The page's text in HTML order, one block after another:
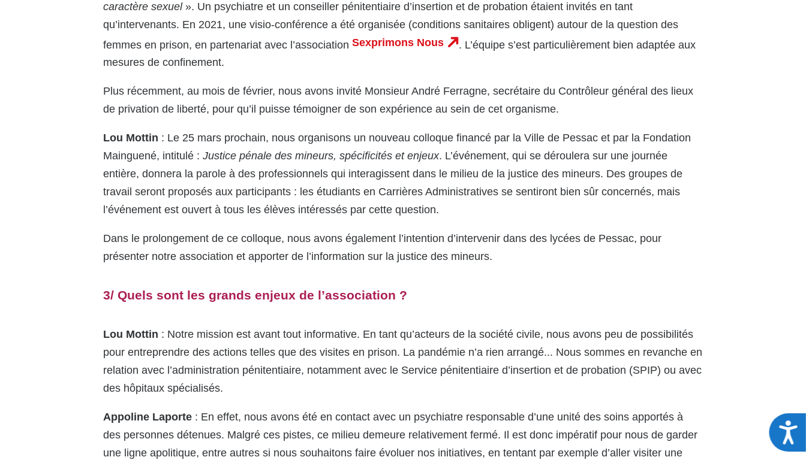
caractère sexuel». Un psychiatre et un conseiller pénitentiaire d’insertion et de probation étaient invités en tant
qu’intervenants. En 2021, une visio-conférence a été organisée (conditions sanitaires obligent) autour de la question des
femmes en prison, en partenariat avec l’association Sexprimons Nous
. L’équipe s’est particulièrement bien adaptée aux
mesures de confinement.
Plus récemment, au mois de février, nous avons invité Monsieur André Ferragne, secrétaire du Contrôleur général des lieux
de privation de liberté, pour qu’il puisse témoigner de son expérience au sein de cet organisme.
Lou Mottin : Le 25 mars prochain, nous organisons un nouveau colloque financé par la Ville de Pessac et par la Fondation
Mainguené, intitulé : Justice pénale des mineurs, spécificités et enjeux. L’événement, qui se déroulera sur une journée
entière, donnera la parole à des professionnels qui interagissent dans le milieu de la justice des mineurs. Des groupes de
travail seront proposés aux participants : les étudiants en Carrières Administratives se sentiront bien sûr concernés, mais
l’événement est ouvert à tous les élèves intéressés par cette question.
Dans le prolongement de ce colloque, nous avons également l’intention d’intervenir dans des lycées de Pessac, pour
présenter notre association et apporter de l’information sur la justice des mineurs.
3/ Quels sont les grands enjeux de l’association ?
Lou Mottin : Notre mission est avant tout informative. En tant qu’acteurs de la société civile, nous avons peu de possibilités
pour entreprendre des actions telles que des visites en prison. La pandémie n’a rien arrangé... Nous sommes en revanche en
relation avec l’administration pénitentiaire, notamment avec le Service pénitentiaire d’insertion et de probation (SPIP) ou avec
des hôpitaux spécialisés.
Appoline Laporte : En effet, nous avons été en contact avec un psychiatre responsable d’une unité des soins apportés à
des personnes détenues. Malgré ces pistes, ce milieu demeure relativement fermé. Il est donc impératif pour nous de garder
une ligne apolitique, entre autres si nous souhaitons faire évoluer nos initiatives, en tentant par exemple d’aller visiter une